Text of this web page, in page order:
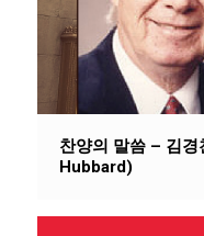
찬양의 말씀 – 김
Hubbard)